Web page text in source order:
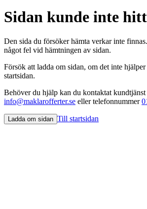
Sidan kunde inte
Den sida du försöker hämta verkar inte
något fel vid hämtningen av sidan.
Försök att ladda om sidan, om det inte
startsidan.
Behöver du hjälp kan du kontaktat kundtjänst
info@maklarofferter.se eller telefonnummer
Ladda om sidan Till startsidan